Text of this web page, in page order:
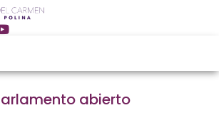
abierto